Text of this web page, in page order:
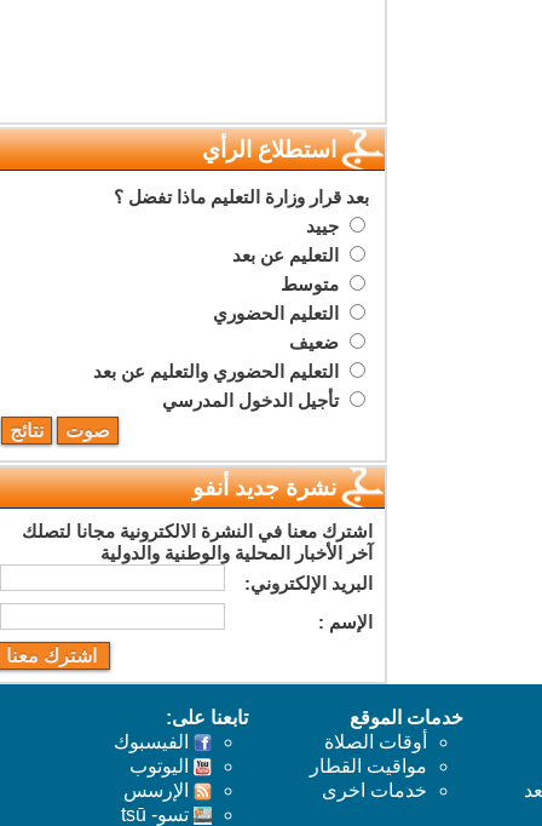
استطلاع الرأي
بعد قرار وزارة التعليم ماذا تفضل ؟
جييد
التعليم عن بعد
متوسط
التعليم الحضوري
ضعيف
التعليم الحضوري والتعليم عن بعد
تأجيل الدخول المدرسي
نشرة جديد أنفو
اشترك معنا في النشرة الالكترونية مجانا لتصلك
آخر الأخبار المحلية والوطنية والدولية
البريد اﻹلكتروني:
اﻹسم :
خدمات الموقع
أوقات الصلاة
مواقيت القطار
خدمات اخرى
تابعنا على:
الفيسبوك
اليوتوب
اﻹرسس
تسو- tsū